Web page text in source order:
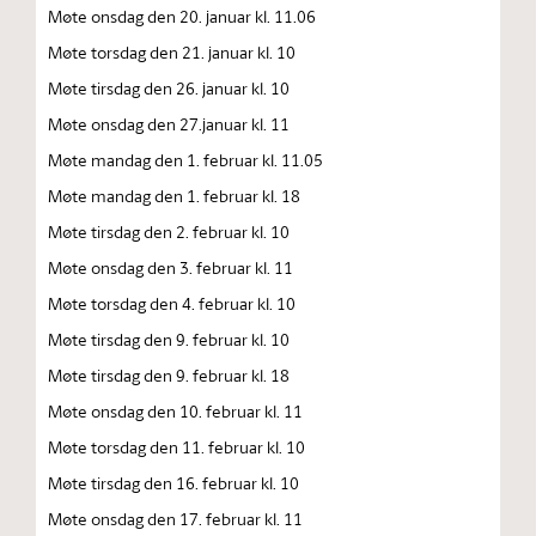
Møte onsdag den 20. januar kl. 11.06
Møte torsdag den 21. januar kl. 10
Møte tirsdag den 26. januar kl. 10
Møte onsdag den 27.januar kl. 11
Møte mandag den 1. februar kl. 11.05
Møte mandag den 1. februar kl. 18
Møte tirsdag den 2. februar kl. 10
Møte onsdag den 3. februar kl. 11
Møte torsdag den 4. februar kl. 10
Møte tirsdag den 9. februar kl. 10
Møte tirsdag den 9. februar kl. 18
Møte onsdag den 10. februar kl. 11
Møte torsdag den 11. februar kl. 10
Møte tirsdag den 16. februar kl. 10
Møte onsdag den 17. februar kl. 11